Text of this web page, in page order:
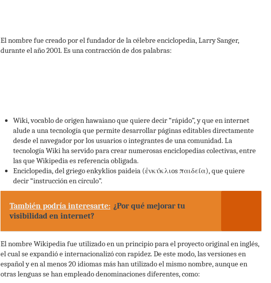
El nombre fue creado por el fundador de la célebre enciclopedia, Larry Sanger,
durante el año 2001. Es una contracción de dos palabras:
Wiki, vocablo de origen hawaiano que quiere decir “rápido”, y que en internet
alude a una tecnología que permite desarrollar páginas editables directamente
desde el navegador por los usuarios o integrantes de una comunidad. La
tecnología Wiki ha servido para crear numerosas enciclopedias colectivas, entre
las que Wikipedia es referencia obligada.
Enciclopedia, del griego enkyklios paideia (ἐνκύκλιos παιδεία), que quiere
decir “instrucción en círculo”.
También podría interesarte: ¿Por qué mejorar tu
visibilidad en internet?
El nombre Wikipedia fue utilizado en un principio para el proyecto original en inglés,
el cual se expandió e internacionalizó con rapidez. De este modo, las versiones en
español y en al menos 20 idiomas más han utilizado el mismo nombre, aunque en
otras lenguas se han empleado denominaciones diferentes, como: